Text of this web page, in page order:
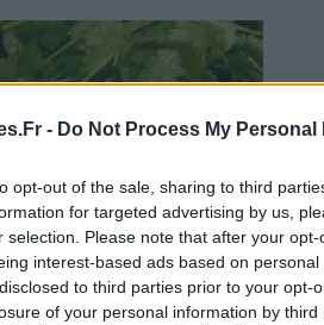
- Do Not Process My Personal
opt-out of the sale, sharing to third
for targeted advertising by us,
selection. Please note that after your
interest-based ads based on
to third parties prior to your opt-
of your personal information by third